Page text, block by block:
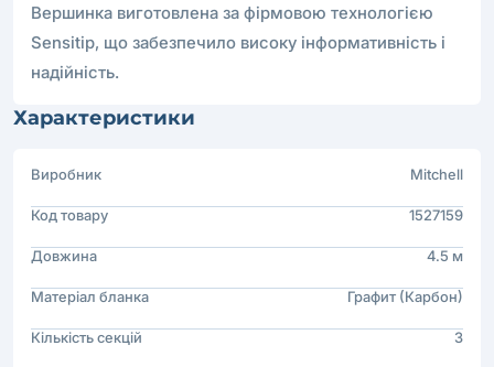
Вершинка виготовлена ​​за фірмовою технологією
Sensitip, що забезпечило високу інформативність і
надійність.
Характеристики
Виробник Mitchell
Код товару 1527159
Довжина 4.5 м
Матеріал бланка Графит (Карбон)
Кількість секцій 3